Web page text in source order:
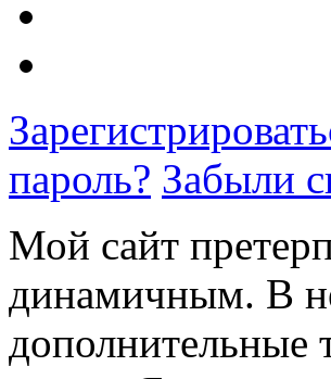
пароль? Забыли
Мой сайт
динамичным. В
дополнительные